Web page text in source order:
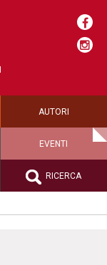
AUTORI
EVENTI
RICERCA